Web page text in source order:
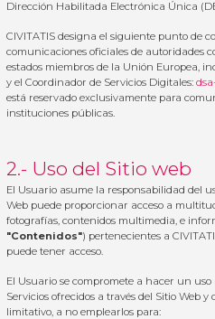
Dirección Habilitada Electrónica Única
CIVITATIS designa el siguiente punto de
comunicaciones oficiales de autoridades
estados miembros de la Unión Europea,
y el Coordinador de Servicios Digitales:
está reservado exclusivamente para
instituciones públicas.
2.- Uso del Sitio web
El Usuario asume la responsabilidad del
Web puede proporcionar acceso a
fotografías, contenidos multimedia, e
"Contenidos") pertenecientes a
puede tener acceso.
El Usuario se compromete a hacer un
Servicios ofrecidos a través del Sitio Web
limitativo, a no emplearlos para: